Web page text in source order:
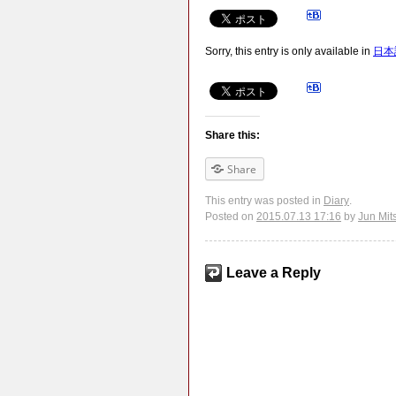
Sorry, this entry is only available in 日
Share this:
Share
This entry was posted in Diary
Posted on 2015.07.13 17:16 by Jun
Leave a Reply